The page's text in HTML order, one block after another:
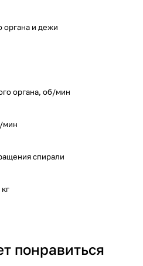
органа и дежи
органа, об/мин
мин
спирали
понравиться